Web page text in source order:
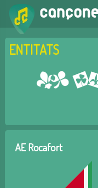
ENTITATS
AE Rocafort